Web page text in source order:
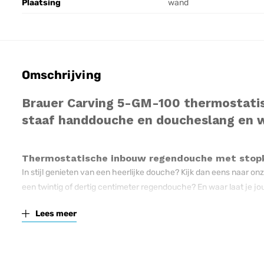
Plaatsing wand
Omschrijving
Brauer Carving 5-GM-100
staaf handdouche en doucheslang
Thermostatische inbouw regendouche met
In stijl genieten van een heerlijke douche? Kijk dan eens naar
een twintig of dertig centimeter regendouche? En waar laat je
Op zoek naar een hoofd- en handdouche die tegelijkertijd te
Lees meer